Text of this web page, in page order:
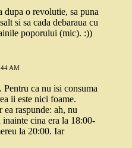
dupa o revolutie, sa puna
si sa cada debaraua cu
poporului (mic). :))
AM
ca nu isi consuma
ii este nici foame.
ea raspunde: ah, nu
cina era la 18:00-
la 20:00. Iar